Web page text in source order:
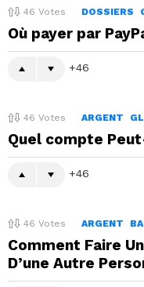
46 Votes DOSSIERS
Où payer par
46
46 Votes ARGENT
Quel compte
46
46 Votes ARGENT
Comment Faire
D’une Autre